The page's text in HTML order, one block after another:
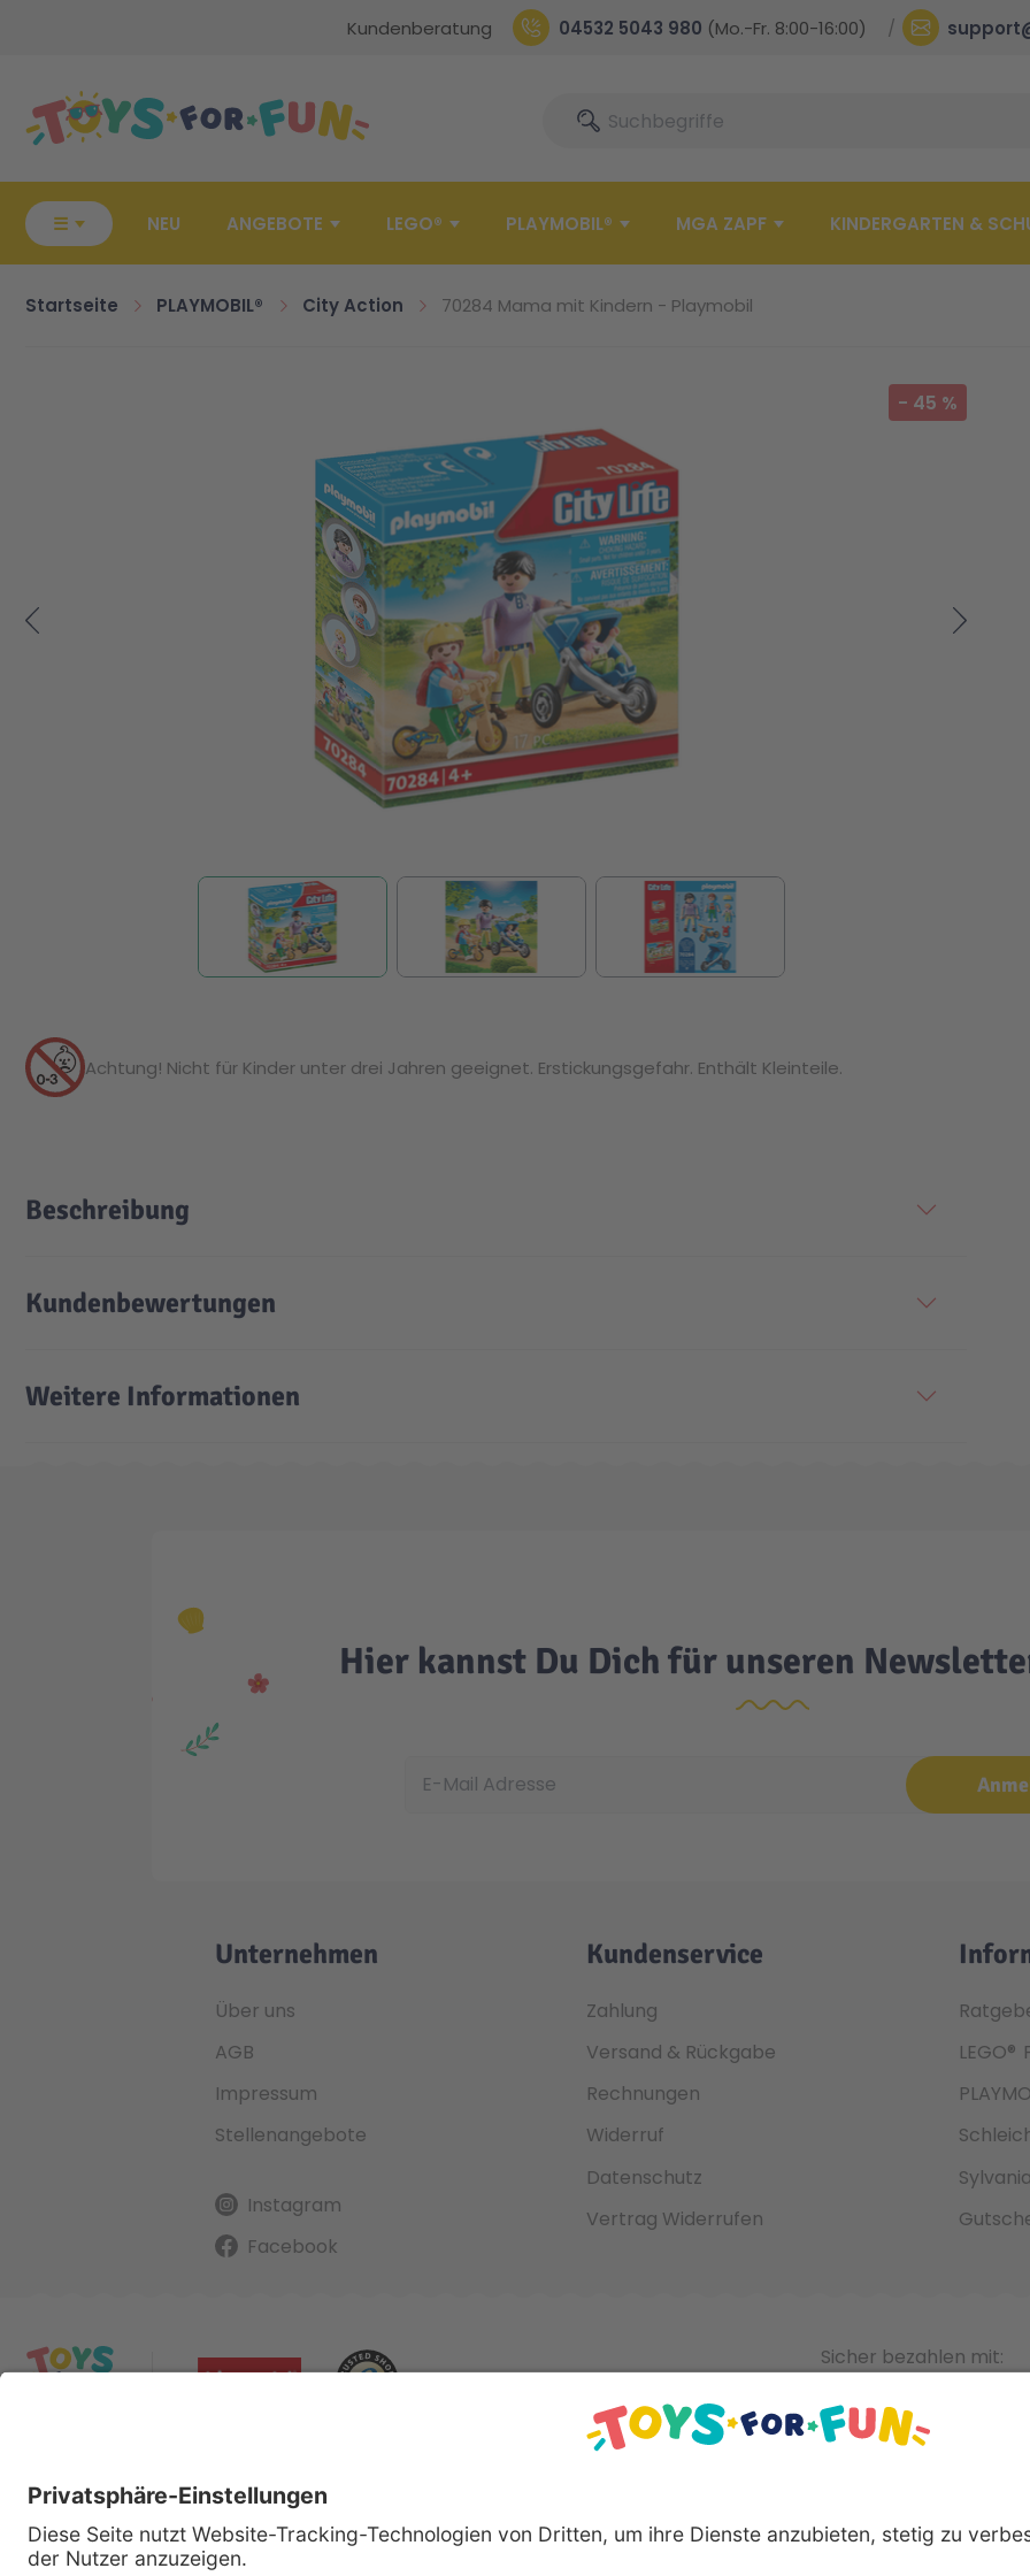
Kundenberatung 04532 5043 980 (Mo.-Fr. 8:00-16:00)
SucheSuche
☰ NEU ANGEBOTE LEGO® PLAYMOBIL® MGA ZAPF KINDERGARTEN &
Startseite PLAYMOBIL® City Action 70284 Mama mit Kindern - Playmobil
- 45 %
Achtung! Nicht für Kinder unter drei Jahren geeignet. Erstickungsgefahr. Enthält Kleinteile.
Beschreibung
Kundenbewertungen
Weitere Informationen
Hier kannst Du Dich für unseren
Unternehmen
Über uns
AGB
Impressum
Stellenangebote
Instagram
Facebook
Kundenservice
Zahlung
Versand & Rückgabe
Rechnungen
Widerruf
Datenschutz
Vertrag Widerrufen
LEGO®
Sicher bezahlen mit: